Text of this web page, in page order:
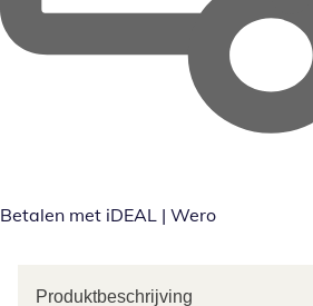
Betalen met iDEAL | Wero
Produktbeschrijving